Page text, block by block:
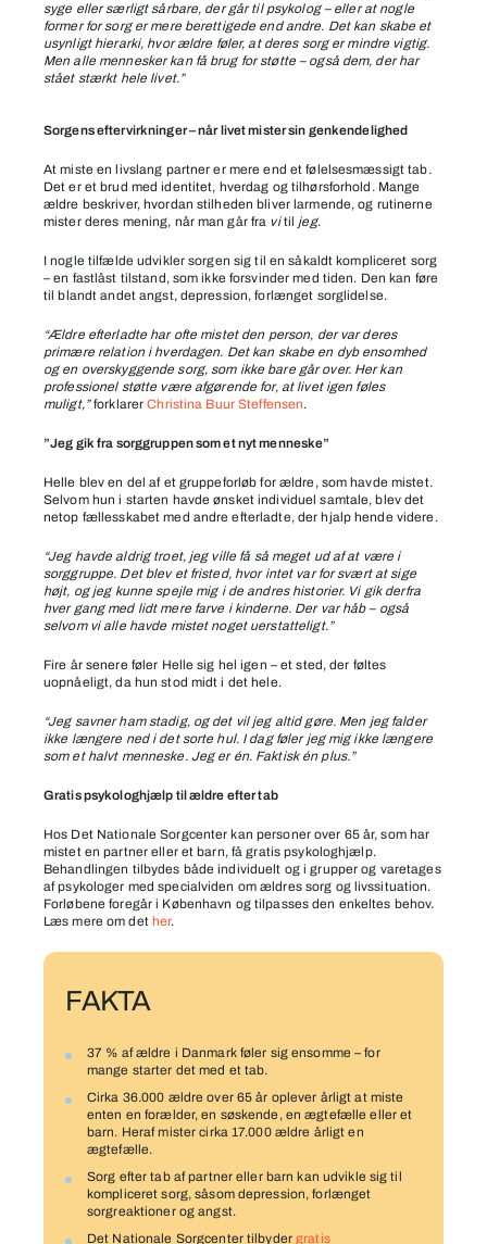
syge eller særligt sårbare, der går til psykolog – eller at nogle
former for sorg er mere berettigede end andre. Det kan skabe et
usynligt hierarki, hvor ældre føler, at deres sorg er mindre vigtig.
Men alle mennesker kan få brug for støtte – også dem, der har
stået stærkt hele livet.”
Sorgens eftervirkninger – når livet mister sin genkendelighed
At miste en livslang partner er mere end et følelsesmæssigt tab.
Det er et brud med identitet, hverdag og tilhørsforhold. Mange
ældre beskriver, hvordan stilheden bliver larmende, og rutinerne
mister deres mening, når man går fra vitil jeg.
I nogle tilfælde udvikler sorgen sig til en såkaldt kompliceret sorg
– en fastlåst tilstand, som ikke forsvinder med tiden. Den kan føre
til blandt andet angst, depression, forlænget sorglidelse.
“Ældre efterladte har ofte mistet den person, der var deres
primære relation i hverdagen. Det kan skabe en dyb ensomhed
og en overskyggende sorg, som ikke bare går over. Her kan
professionel støtte være afgørende for, at livet igen føles
muligt,”forklarerChristina Buur Steffensen.
”Jeg gik fra sorggruppen som et nyt menneske”
Helle blev en del af et gruppeforløb for ældre, som havde mistet.
Selvom hun i starten havde ønsket individuel samtale, blev det
netop fællesskabet med andre efterladte, der hjalp hende videre.
“Jeg havde aldrig troet, jeg ville få så meget ud af at være i
sorggruppe. Det blev et fristed, hvor intet var for svært at sige
højt, og jeg kunne spejle mig i de andres historier. Vi gik derfra
hver gang med lidt mere farve i kinderne. Der var håb – også
selvom vi alle havde mistet noget uerstatteligt.”
Fire år senere føler Helle sig hel igen – et sted, der føltes
uopnåeligt, da hun stod midt i det hele.
“Jeg savner ham stadig, og det vil jeg altid gøre. Men jeg falder
ikke længere ned i det sorte hul. I dag føler jeg mig ikke længere
som et halvt menneske. Jeg er én. Faktisk én plus.”
Gratis psykologhjælp til ældre efter tab
Hos Det Nationale Sorgcenter kan personer over 65 år, som har
mistet en partner eller et barn, få gratis psykologhjælp.
Behandlingen tilbydes både individuelt og i grupper og varetages
af psykologer med specialviden om ældres sorg og livssituation.
Forløbene foregår i København og tilpasses den enkeltes behov.
Læs mere om det her.
FAKTA
37 % af ældre i Danmark føler sig ensomme – for
mange starter det med et tab.
Cirka 36.000 ældre over 65 år oplever årligt at miste
enten en forælder, en søskende, en ægtefælle eller et
barn. Heraf mister cirka 17.000 ældre årligt en
ægtefælle.
Sorg efter tab af partner eller barn kan udvikle sig til
kompliceret sorg, såsom depression, forlænget
sorgreaktioner og angst.
Det Nationale Sorgcenter tilbydergratis